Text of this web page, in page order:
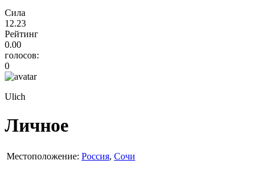
Сила
12.23
Рейтинг
0.00
голосов:
0
Ulich
Личное
Местоположение: Россия, Сочи